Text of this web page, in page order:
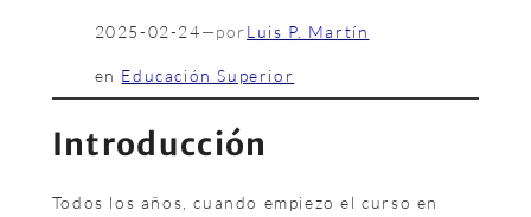
2025-02-24—por Luis P. Martín
en Educación Superior
Introducción
Todos los años, cuando empiezo el curso en